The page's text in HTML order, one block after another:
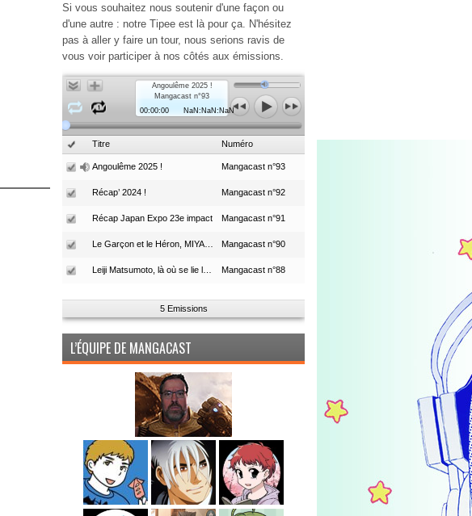
Si vous souhaitez nous soutenir d'une façon ou
d'une autre : notre Tipee est là pour ça. N'hésitez
pas à aller y faire un tour, nous serions ravis de
vous voir participer à nos côtés aux émissions.
Angoulême 2025 !
Mangacast n°93
00:00:00
NaN:NaN:NaN
Titre Numéro
Angoulême 2025 ! Mangacast n°93
Récap’ 2024 ! Mangacast n°92
Récap Japan Expo 23e impact Mangacast n°91
Mangacast n°90
Mangacast n°88
5 Emissions
L’ÉQUIPE DE MANGACAST